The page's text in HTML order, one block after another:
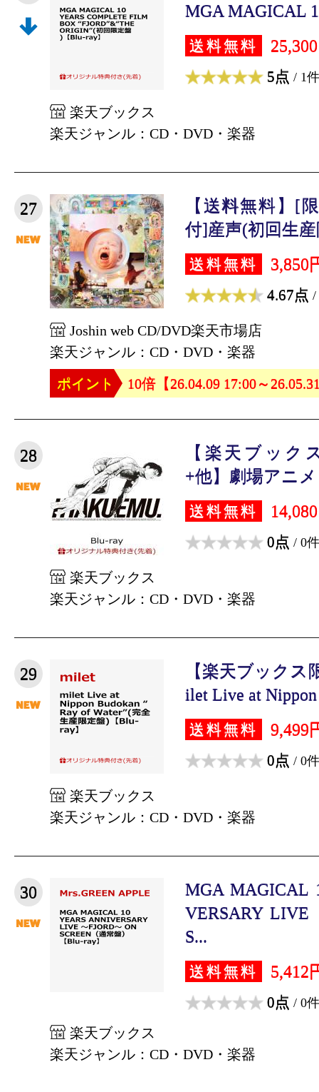
MGA MAGICAL
送料無料
5点 / 1件
楽天ブックス
楽天ジャンル：CD・DVD・楽器
27
【送料無料】[
付]産声(初回生
送料無料 3,850
4.67点 /
Joshin web CD/DVD楽天市場店
楽天ジャンル：CD・DVD・楽器
ポイント
10倍【26.04.09 17:00～
28
【楽天ブック
+他】劇場アニ
送料無料
0点 / 0件
楽天ブックス
楽天ジャンル：CD・DVD・楽器
29
【楽天ブックス
ilet Live at
送料無料 9,499
0点 / 0件
楽天ブックス
楽天ジャンル：CD・DVD・楽器
30
MGA MAGICAL
VERSARY LIVE
S...
送料無料 5,412
0点 / 0件
楽天ブックス
楽天ジャンル：CD・DVD・楽器